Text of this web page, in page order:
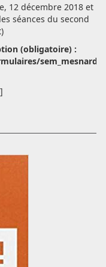
12 décembre 2018 et
séances du second
(obligatoire) :